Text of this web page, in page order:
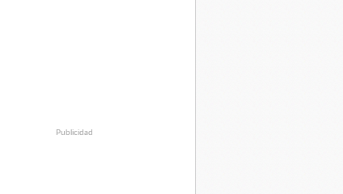
Publicidad